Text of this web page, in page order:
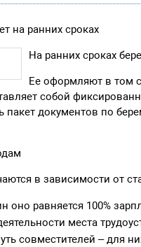
на ранних сроках
На ранних сроках
Ее оформляют в том
собой
документов по
в зависимости от
оно равняется 100%
места
совместителей – для